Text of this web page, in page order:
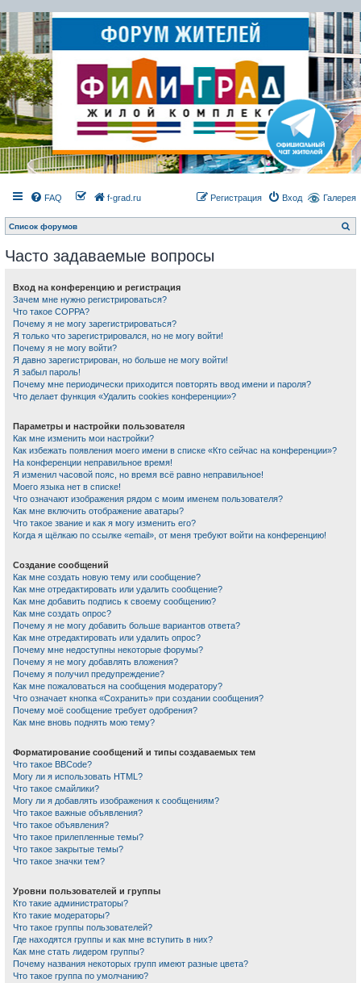
Галерея
FAQ f-grad.ru Вход
Регистрация
Список форумов
о
Часто задаваемые вопросы
Вход на конференцию и регистрация
Зачем мне нужно регистрироваться?
Что такое COPPA?
Почему я не могу зарегистрироваться?
Я только что зарегистрировался, но не могу войти!
Почему я не могу войти?
Я давно зарегистрирован, но больше не могу войти!
Я забыл пароль!
Почему мне периодически приходится повторять ввод имени и пароля?
Что делает функция «Удалить cookies конференции»?
Параметры и настройки пользователя
Как мне изменить мои настройки?
Как избежать появления моего имени в списке «Кто сейчас на конференции»?
На конференции неправильное время!
Я изменил часовой пояс, но время всё равно неправильное!
Моего языка нет в списке!
Что означают изображения рядом с моим именем пользователя?
Как мне включить отображение аватары?
Что такое звание и как я могу изменить его?
Когда я щёлкаю по ссылке «email», от меня требуют войти на конференцию!
Создание сообщений
Как мне создать новую тему или сообщение?
Как мне отредактировать или удалить сообщение?
Как мне добавить подпись к своему сообщению?
Как мне создать опрос?
Почему я не могу добавить больше вариантов ответа?
Как мне отредактировать или удалить опрос?
Почему мне недоступны некоторые форумы?
Почему я не могу добавлять вложения?
Почему я получил предупреждение?
Как мне пожаловаться на сообщения модератору?
Что означает кнопка «Сохранить» при создании сообщения?
Почему моё сообщение требует одобрения?
Как мне вновь поднять мою тему?
Форматирование сообщений и типы создаваемых тем
Что такое BBCode?
Могу ли я использовать HTML?
Что такое смайлики?
Могу ли я добавлять изображения к сообщениям?
Что такое важные объявления?
Что такое объявления?
Что такое прилепленные темы?
Что такое закрытые темы?
Что такое значки тем?
Уровни пользователей и группы
Кто такие администраторы?
Кто такие модераторы?
Что такое группы пользователей?
Где находятся группы и как мне вступить в них?
Как мне стать лидером группы?
Почему названия некоторых групп имеют разные цвета?
Что такое группа по умолчанию?